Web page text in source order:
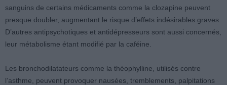
sanguins de certains médicaments comme la clozapine peuvent
presque doubler, augmentant le risque d’effets indésirables graves.
D’autres antipsychotiques et antidépresseurs sont aussi concernés,
leur métabolisme étant modifié par la caféine.
Les bronchodilatateurs comme la théophylline, utilisés contre
l’asthme, peuvent provoquer nausées, tremblements, palpitations